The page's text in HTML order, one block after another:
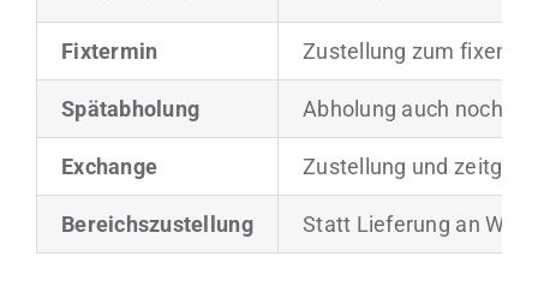
Fixtermin Zustellung zum fixen
Spätabholung Abholung auch noch
Exchange Zustellung und
Bereichszustellung Statt Lieferung an